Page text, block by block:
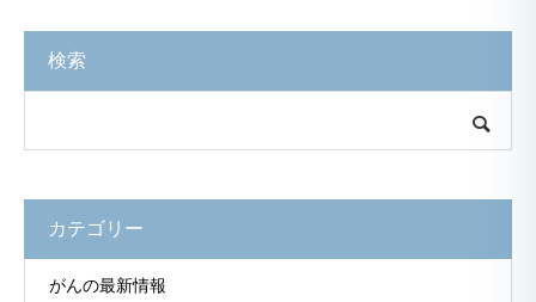
検索
カテゴリー
がんの最新情報